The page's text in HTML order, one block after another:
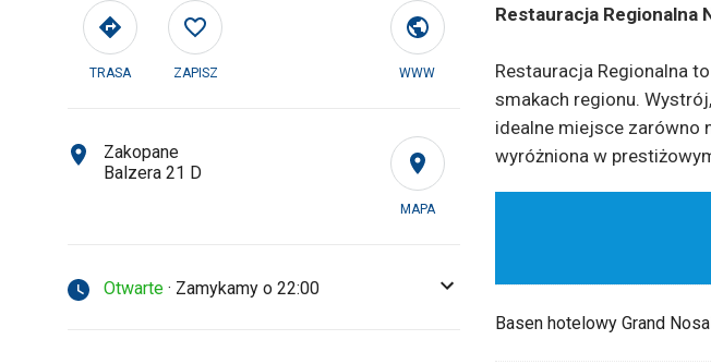
TRASA ZAPISZ WWW
MAPA
Zakopane
Balzera 21 D
Otwarte · Zamykamy o 22:00
Restauracja Regionalna
Restauracja Regionalna
smakach regionu.
idealne miejsce zarówno
wyróżniona w
Basen hotelowy Grand